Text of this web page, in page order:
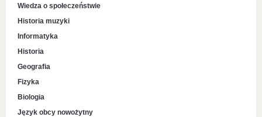
Wiedza o społeczeństwie
Historia muzyki
Informatyka
Historia
Geografia
Fizyka
Biologia
Język obcy nowożytny